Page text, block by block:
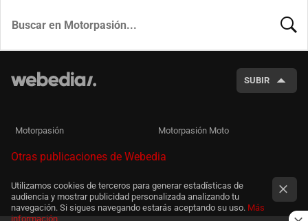
SUBIR
Motorpasión Motorpasión Moto
Otras publicaciones de Webedia
Utilizamos cookies de terceros para generar estadísticas de
audiencia y mostrar publicidad personalizada analizando tu
navegación. Si sigues navegando estarás aceptando su uso. Más
información